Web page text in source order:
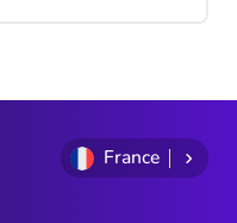
souvent peu
complète et
France